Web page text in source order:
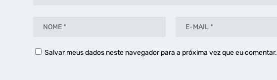
Salvar meus dados neste navegador para a próxima vez que eu comentar.